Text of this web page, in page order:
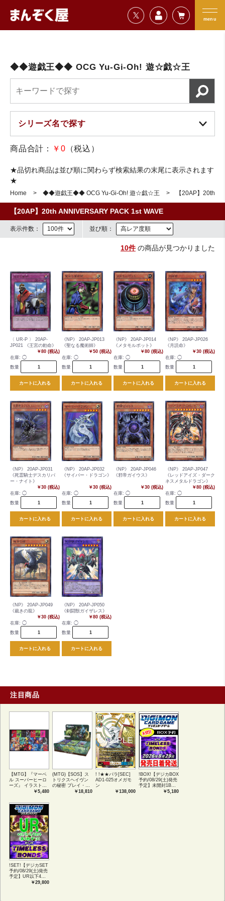
=================================
menu
まんぞく屋 格安TCG通販
◆◆遊戯王◆◆ OCG Yu-Gi-Oh! 遊☆戯☆王
商品合計： ￥0 （税込）
★品切れ商品は並び順に関わらず検索結果の末尾に表示されます
★
Home ◆◆遊戯王◆◆ OCG Yu-Gi-Oh! 遊☆戯☆王 【20AP】20th
【20AP】20th ANNIVERSARY PACK 1st WAVE
表示件数： 並び順：
10件の商品が見つかりました
〈 UR-P 〉 20AP-
JP021 《王宮の勅命》
￥80 (税込)
在庫: ◯
数量
カートに入れる
《NP》 20AP-JP013
《聖なる魔術師》
￥50 (税込)
在庫: ◯
数量
カートに入れる
《NP》 20AP-JP014
《メタモルポット》
￥80 (税込)
在庫: ◯
数量
カートに入れる
《NP》 20AP-JP026
《月読命》
￥30 (税込)
在庫: ◯
数量
カートに入れる
《NP》 20AP-JP031
《死霊騎士デスカリバ
ー・ナイト》
￥30 (税込)
在庫: ◯
数量
カートに入れる
《NP》 20AP-JP032
《サイバー・ドラゴン》
￥30 (税込)
在庫: ◯
数量
カートに入れる
《NP》 20AP-JP046
《邪帝ガイウス》
￥30 (税込)
在庫: ◯
数量
カートに入れる
《NP》 20AP-JP047
《レッドアイズ・ダーク
ネスメタルドラゴン》
￥80 (税込)
在庫: ◯
数量
カートに入れる
《NP》 20AP-JP049
《裁きの龍》
￥30 (税込)
在庫: ◯
数量
カートに入れる
《NP》 20AP-JP050
《剣闘獣ガイザレス》
￥80 (税込)
在庫: ◯
数量
カートに入れる
注目商品
【MTG】『マーベ
ル スーパーヒーロ
ーズ』 イラストコ
レクション 54種コ
アートカード(JPN)
￥5,480
(MTG)【SOS】ス
トリクスヘイヴン
の秘密 プレイ・ブ
ースター1BOX日本
￥18,810
! !★★パラ[SEC]
AD1-025オメガモ
ン
￥138,000
!BOX!【デジカBOX
予約/08/29(土)発売
予定】未開封1BOX
￥5,180
!SET!【デジカSET
予約/08/29(土)発売
予定】UR以下4コ
ンセット 【BT-￥29,800